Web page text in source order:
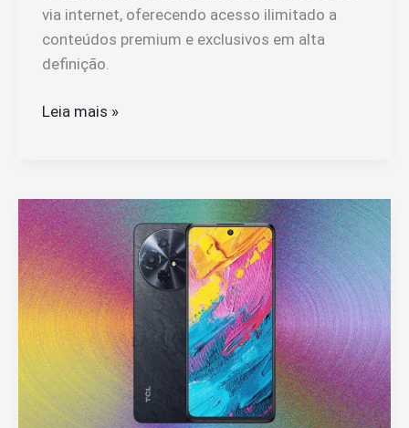
via internet, oferecendo acesso ilimitado a
conteúdos premium e exclusivos em alta
definição.
Como
Que
Libera
Canal
Fechado
Pela
Internet
Leia mais »